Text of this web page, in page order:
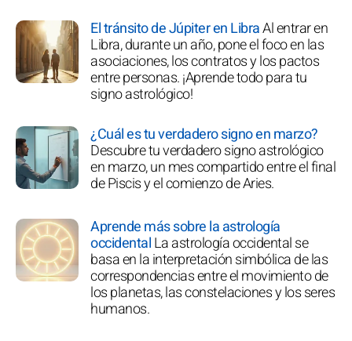
El tránsito de Júpiter en LibraAl entrar en
Libra, durante un año, pone el foco en las
asociaciones, los contratos y los pactos
entre personas. ¡Aprende todo para tu
signo astrológico!
¿Cuál es tu verdadero signo en marzo?
Descubre tu verdadero signo astrológico
en marzo, un mes compartido entre el final
de Piscis y el comienzo de Aries.
Aprende más sobre la astrología
occidentalLa astrología occidental se
basa en la interpretación simbólica de las
correspondencias entre el movimiento de
los planetas, las constelaciones y los seres
humanos.